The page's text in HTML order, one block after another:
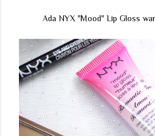
Ada NYX "Mood" Lip Gloss